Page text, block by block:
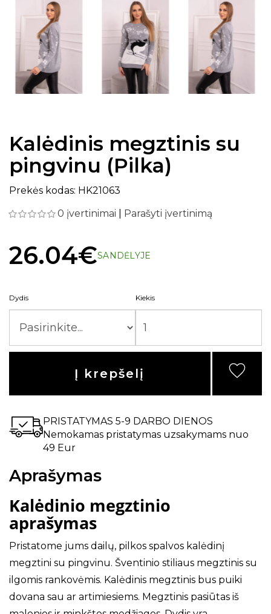
Kalėdinis megztinis su
pingvinu (Pilka)
Prekės kodas: HK21063
0 įvertinimai
Parašyti įvertinimą
26.04€SANDĖLYJE
Dydis Kiekis
Į krepšelį
PRISTATYMAS 5-9 DARBO DIENOS
Nemokamas pristatymas uzsakymams nuo
49 Eur
Aprašymas
Kalėdinio megztinio
aprašymas
Pristatome jums dailų, pilkos spalvos kalėdinį
megztini su pingvinu. Šventinio stiliaus megztinis su
ilgomis rankovėmis. Kalėdinis megztinis bus puiki
dovana sau ar artimiesiems. Megztinis pasiūtas iš